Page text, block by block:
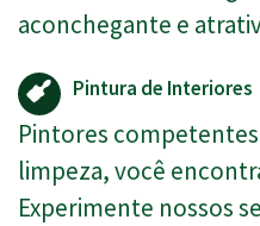
aconchegante e
Pintura de Interiores
Pintores
limpeza, você
Experimente nossos